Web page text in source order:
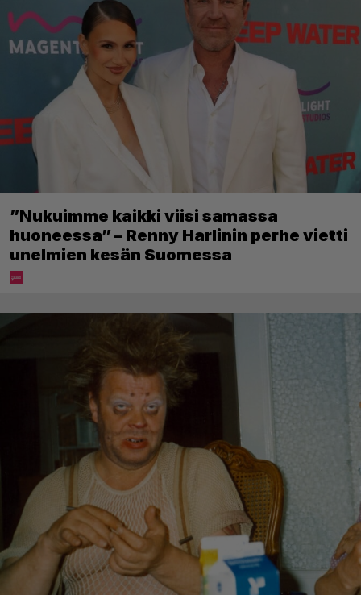
”Nukuimme kaikki viisi samassa
huoneessa” – Renny Harlinin perhe vietti
unelmien kesän Suomessa